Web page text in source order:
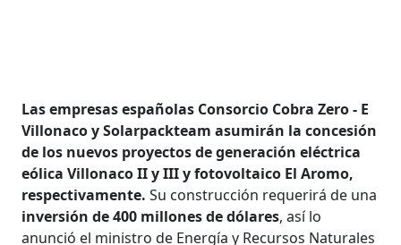
Las empresas españolas Consorcio Cobra Zero - E
Villonaco y Solarpackteam asumirán la concesión
de los nuevos proyectos de generación eléctrica
eólica Villonaco II y III y fotovoltaico El Aromo,
respectivamente. Su construcción requerirá de una
inversión de 400 millones de dólares, así lo
anunció el ministro de Energía y Recursos Naturales